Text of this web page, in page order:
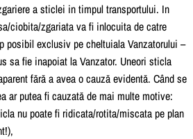
a sticlei in timpul transportului. In
ciobita/zgariata va fi inlocuita de catre
posibil exclusiv pe cheltuiala Vanzatorului –
sa fie inapoiat la Vanzator. Uneori sticla
faraa avea o cauzaevidenta. Cand se
ar putea fi cauzatade mai multe motive:
nu poate fi ridicata/rotita/miscata pe plan